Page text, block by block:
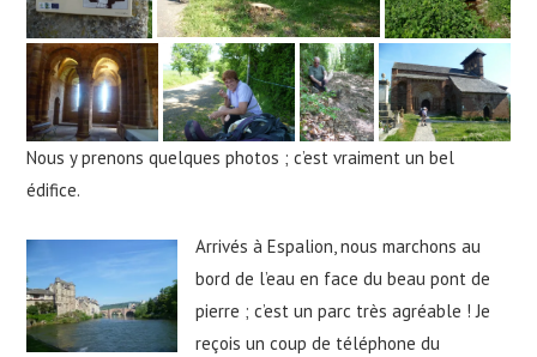
Nous y prenons quelques photos ; c’est vraiment un bel
édifice.
Arrivés à Espalion, nous marchons au
bord de l’eau en face du beau pont de
pierre ; c’est un parc très agréable ! Je
reçois un coup de téléphone du